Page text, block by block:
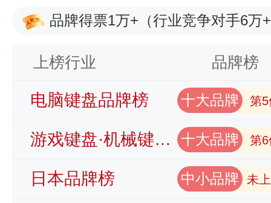
品牌得票1万+ （行业竞争对手6万
上榜行业 品牌榜
电脑键盘品牌榜 十大品牌 第5
游戏键盘·机械键盘品牌榜 十大品牌 第6
日本品牌榜 中小品牌 未